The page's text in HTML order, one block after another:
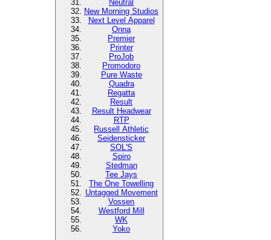
Neutral
New Morning Studios
Next Level Apparel
Onna
Premier
Printer
ProJob
Promodoro
Pure Waste
Quadra
Regatta
Result
Result Headwear
RTP
Russell Athletic
Seidensticker
SOL'S
Spiro
Stedman
Tee Jays
The One Towelling
Untagged Movement
Vossen
Westford Mill
WK
Yoko